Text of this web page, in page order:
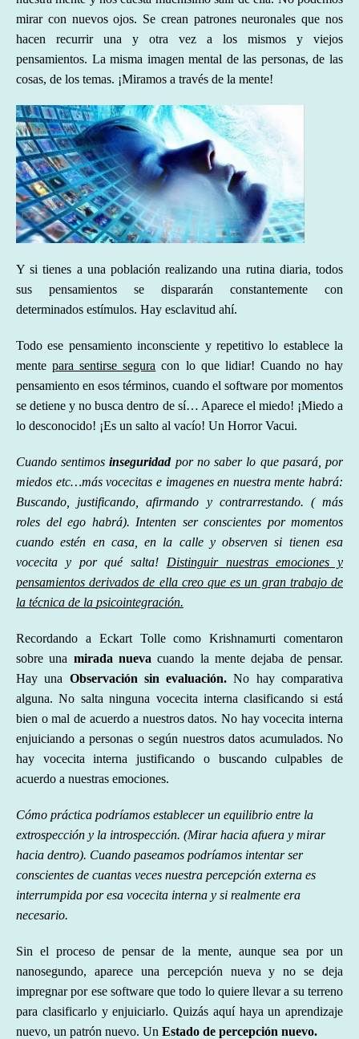
mirar con nuevos ojos. Se crean patrones neuronales que nos
hacen recurrir una y otra vez a los mismos y viejos
pensamientos. La misma imagen mental de las personas, de las
cosas, de los temas. ¡Miramos a través de la mente!
Y si tienes a una población realizando una rutina diaria, todos
sus pensamientos se dispararán constantemente
con
determinados estímulos. Hay esclavitud ahí.
Todo ese pensamiento inconsciente y repetitivo lo establece la
mentepara sentirse segura con lo que lidiar! Cuando no hay
pensamiento en esos términos, cuando el software por momentos
se detiene y no busca dentro de sí… Aparece el miedo! ¡Miedo a
lo desconocido! ¡Es un salto al vacío! Un Horror Vacui.
Cuando sentimosinseguridadpor no saber lo que pasará, por
miedos etc…más vocecitas e imagenes en nuestra mente habrá:
Buscando, justificando, afirmando y contrarrestando. ( más
roles del ego habrá). Intenten ser conscientes por momentos
cuando estén en casa, en la calle y observen si tienen esa
vocecita y por qué salta! Distinguir nuestras emociones y
pensamientos derivados de ella creo quees un gran trabajo de
la técnica de la psicointegración.
Recordando a Eckart Tolle como Krishnamurti comentaron
sobre una mirada nueva cuando la mente dejaba de pensar.
Hay una Observación sin evaluación. No hay comparativa
alguna. No salta ninguna vocecita interna clasificando si está
bien o mal de acuerdo a nuestros datos. No hay vocecita interna
enjuiciando a personas o según nuestros datos acumulados. No
hay vocecita interna justificando o buscando culpables de
acuerdo a nuestras emociones.
Cómo práctica podríamos establecer un equilibrio entre la
extrospección y la introspección. (Mirarhacia afuera y mirar
hacia dentro). Cuando paseamos podríamos intentar ser
conscientes de cuantas veces nuestra percepción externa es
interrumpida por esa vocecita interna y si realmente era
necesario.
Sin el proceso de pensar de la mente, aunque sea por un
nanosegundo, aparece una percepción nueva y no se deja
impregnar por ese software que todo lo quiere llevar a su terreno
para clasificarlo y enjuiciarlo. Quizás aquí haya un aprendizaje
nuevo, un patrón nuevo. Un Estado de percepción nuevo.